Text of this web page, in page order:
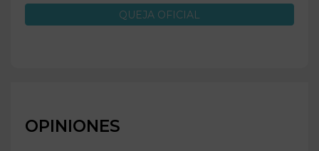
QUEJA OFICIAL
OPINIONES